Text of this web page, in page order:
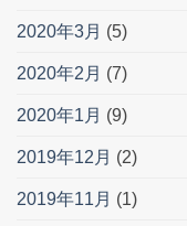
2020年3月 (5)
2020年2月 (7)
2020年1月 (9)
2019年12月 (2)
2019年11月 (1)